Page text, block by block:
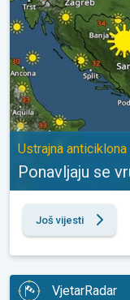
Ustrajna anticiklona
Ponavljaju se
Još vijesti
VjetarRadar